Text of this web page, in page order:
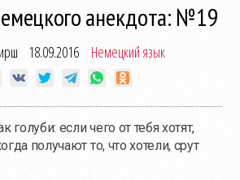
анекдота: №19
18.09.2016 Немецкий язык
голуби: если чего от тебя хотят,
получают то, что хотели, срут